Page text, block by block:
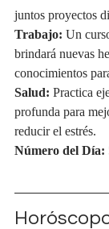
juntos proyectos
Trabajo: Un
brindará nuevas
conocimientos
Salud: Practica
profunda para
reducir el estrés.
Número del Día: